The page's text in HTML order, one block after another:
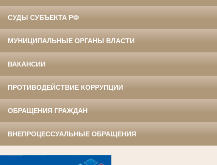
СУДЫ СУБЪЕКТА РФ
МУНИЦИПАЛЬНЫЕ ОРГАНЫ ВЛАСТИ
ВАКАНСИИ
ПРОТИВОДЕЙСТВИЕ КОРРУПЦИИ
ОБРАЩЕНИЯ ГРАЖДАН
ВНЕПРОЦЕССУАЛЬНЫЕ ОБРАЩЕНИЯ